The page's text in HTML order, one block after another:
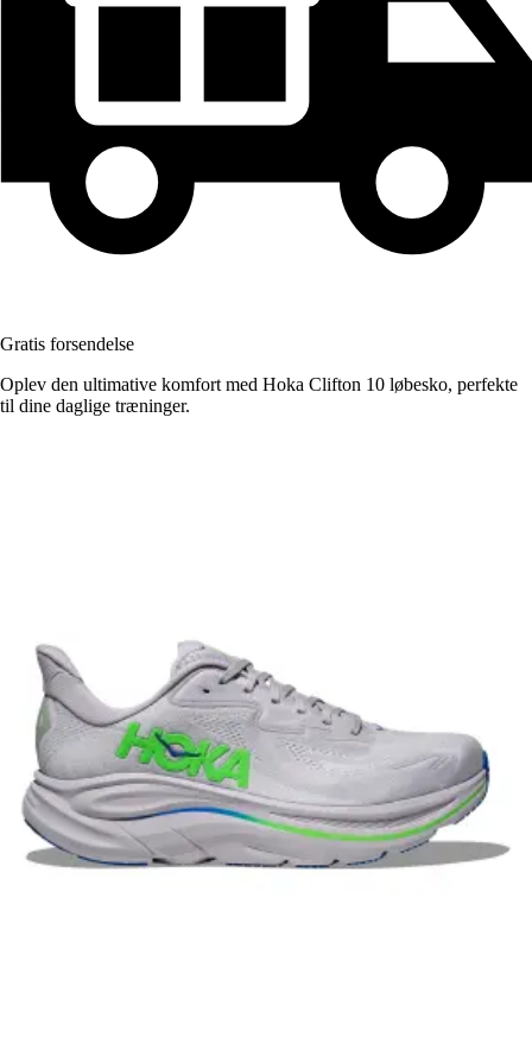
Gratis forsendelse
Oplev den ultimative komfort med Hoka Clifton 10 løbesko, perfekte
til dine daglige træninger.